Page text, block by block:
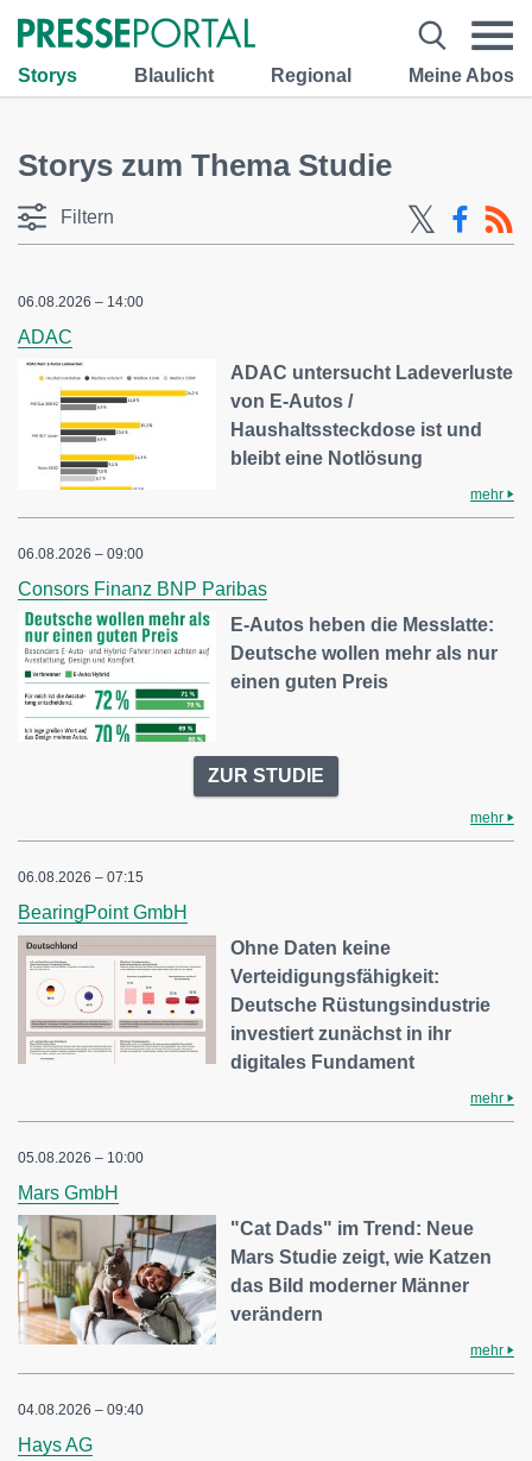
Storys Blaulicht Regional Meine Abos
Storys zum Thema Studie
Filtern
06.08.2026 – 14:00
ADAC
ADAC untersucht Ladeverluste
von E-Autos /
Haushaltssteckdose ist und
bleibt eine Notlösung
mehr
06.08.2026 – 09:00
Consors Finanz BNP Paribas
E-Autos heben die Messlatte:
Deutsche wollen mehr als nur
einen guten Preis
ZUR STUDIE
mehr
06.08.2026 – 07:15
BearingPoint GmbH
Ohne Daten keine
Verteidigungsfähigkeit:
Deutsche Rüstungsindustrie
investiert zunächst in ihr
digitales Fundament
mehr
05.08.2026 – 10:00
Mars GmbH
"Cat Dads" im Trend: Neue
Mars Studie zeigt, wie Katzen
das Bild moderner Männer
verändern
mehr
04.08.2026 – 09:40
Hays AG